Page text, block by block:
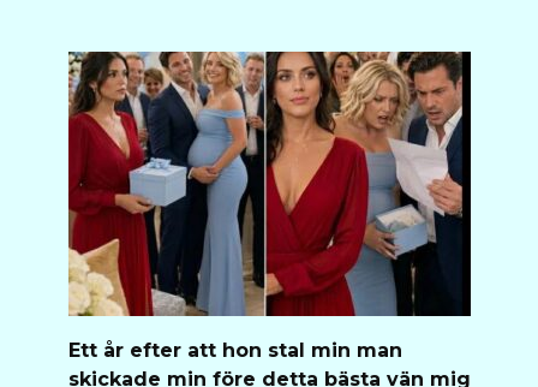
Ett år efter att hon stal min man
skickade min före detta bästa vän mig